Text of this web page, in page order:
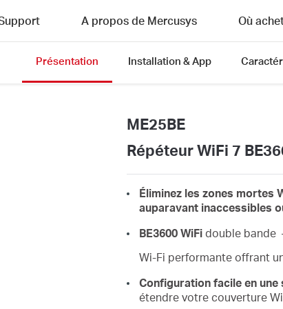
A propos de Mercusys Où
Présentation Installation & App
ME25BE
Répéteur WiFi 7
Éliminez les zones mortes
auparavant inaccessibles
BE3600WiFidouble bande
Wi-Fi performante offrant
Configurationfacileen une
étendre votre couverture